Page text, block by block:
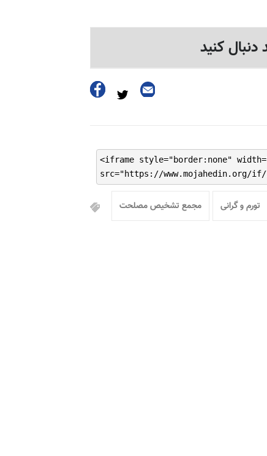
دنبال کنید
<iframe style="border:none"
src="https://www.mojahedin.org/if/
تورم و گرانی مجمع تشخیص مصلحت